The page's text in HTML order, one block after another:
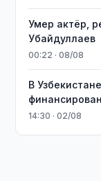
Умер актёр,
Убайдуллаев
00:22 · 08/08
В
14:30 · 02/08